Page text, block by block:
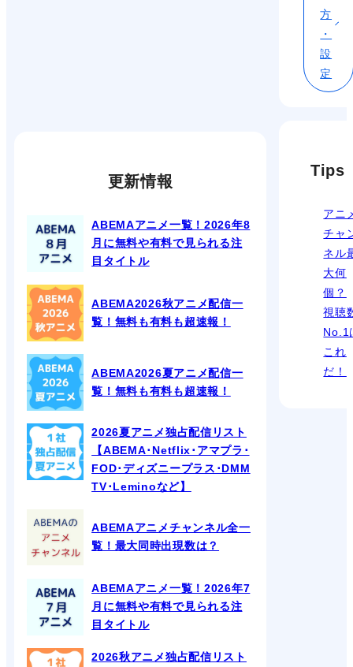
方
・
設
定
更新情報
ABEMAアニメ一覧！2026年8
月に無料や有料で見られる注
目タイトル
ABEMA2026秋アニメ配信一
覧！無料も有料も超速報！
ABEMA2026夏アニメ配信一
覧！無料も有料も超速報！
2026夏アニメ独占配信リスト
【ABEMA･Netflix･アマプラ･
FOD･ディズニープラス･DMM
TV･Leminoなど】
ABEMAアニメチャンネル全一
覧！最大同時出現数は？
ABEMAアニメ一覧！2026年7
月に無料や有料で見られる注
目タイトル
2026秋アニメ独占配信リスト
Tips
アニ
チャ
ネル
大何
個？
視聴
No.1
これ
だ！